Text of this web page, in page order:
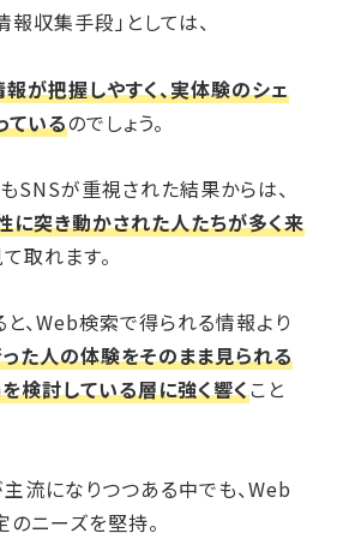
報収集手段」としては、
が把握しやすく、実体験のシェ
ているのでしょう。
SNSが重視された結果からは、
に突き動かされた人たちが多く来
取れます。
、Web検索で得られる情報より
た人の体験をそのまま見られる
検討している層に強く響くこと
流になりつつある中でも、Web
ニーズを堅持。